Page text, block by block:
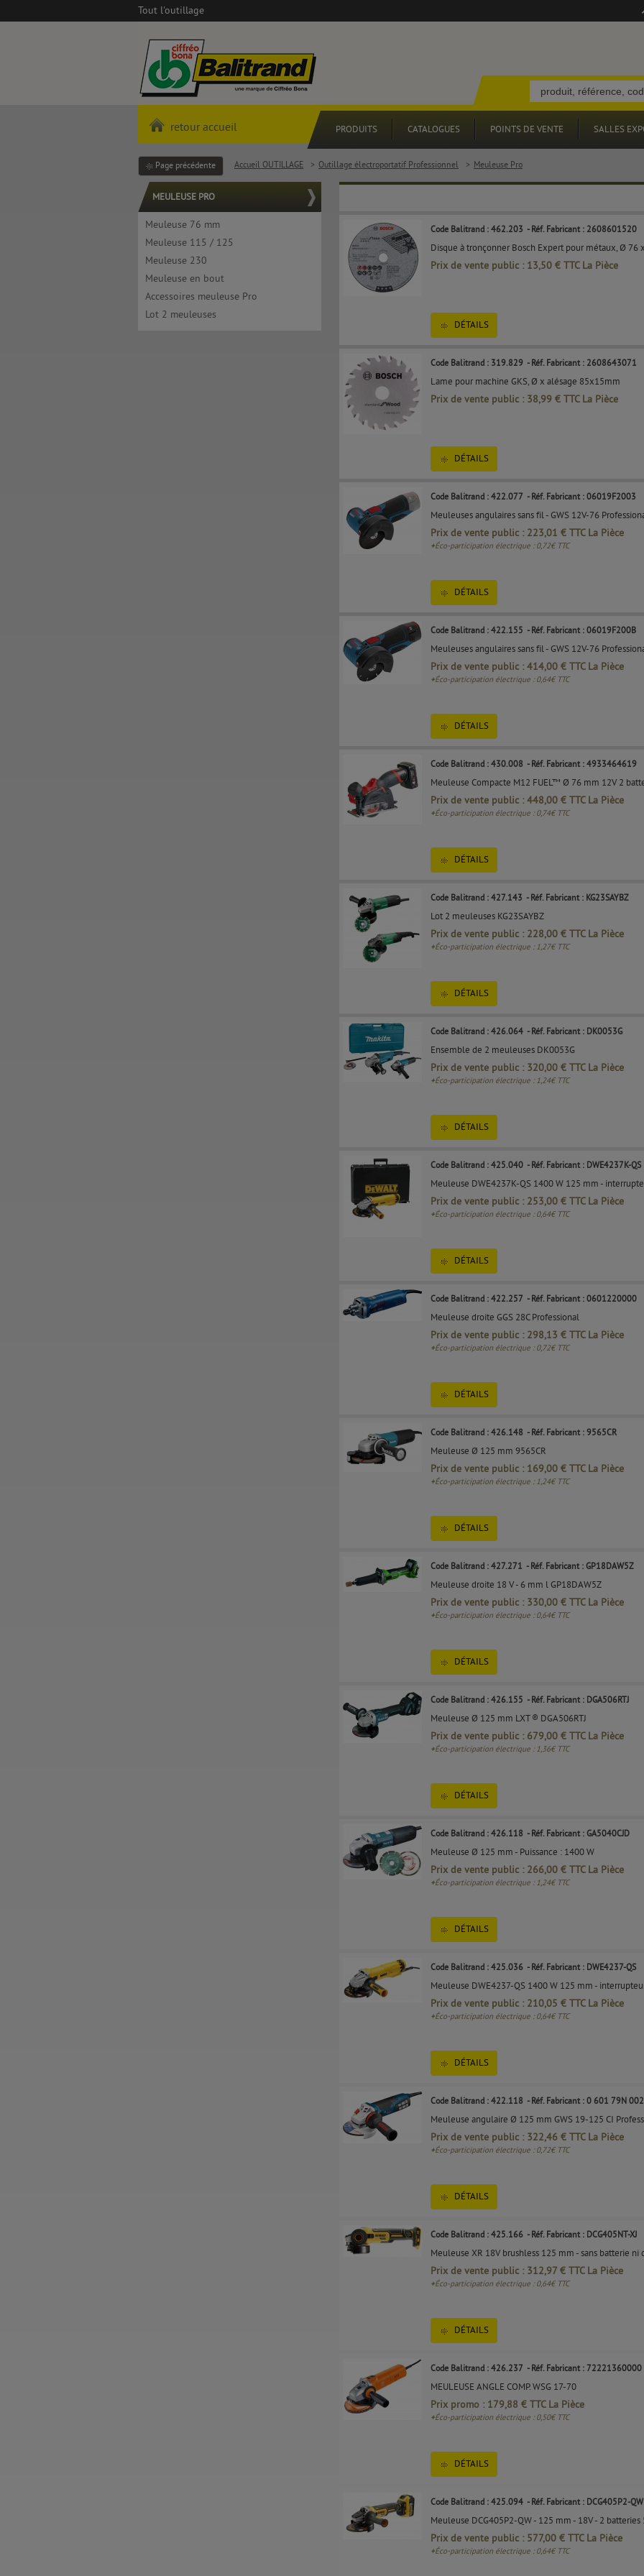
Tout l'outillage
retour accueil PRODUITS CATALOGUES POINTS DE VENTE SALLES
Page précédente Accueil OUTILLAGE > Outillage électroportatif Professionnel > Meuleuse Pro
MEULEUSE PRO
Meuleuse 76 mm
Meuleuse 115 / 125
Meuleuse 230
Meuleuse en bout
Accessoires meuleuse Pro
Lot 2 meuleuses
Code Balitrand : 462.203 - Réf. Fabricant : 2608601520
Disque à tronçonner Bosch Expert pour métaux, Ø 76
Prix de vente public : 13,50 € TTC La Pièce
DÉTAILS
Code Balitrand : 319.829 - Réf. Fabricant : 2608643071
Lame pour machine GKS, Ø x alésage 85x15mm
Prix de vente public : 38,99 € TTC La Pièce
DÉTAILS
Code Balitrand : 422.077 - Réf. Fabricant : 06019F2003
Meuleuses angulaires sans fil - GWS 12V-76
Prix de vente public : 223,01 € TTC La Pièce
+Éco-participation électrique : 0,72€ TTC
DÉTAILS
Code Balitrand : 422.155 - Réf. Fabricant : 06019F200B
Meuleuses angulaires sans fil - GWS 12V-76
Prix de vente public : 414,00 € TTC La Pièce
+Éco-participation électrique : 0,64€ TTC
DÉTAILS
Code Balitrand : 430.008 - Réf. Fabricant : 4933464619
Meuleuse Compacte M12 FUEL™ Ø 76 mm 12V 2
Prix de vente public : 448,00 € TTC La Pièce
+Éco-participation électrique : 0,74€ TTC
DÉTAILS
Code Balitrand : 427.143 - Réf. Fabricant : KG23SAYBZ
Lot 2 meuleuses KG23SAYBZ
Prix de vente public : 228,00 € TTC La Pièce
+Éco-participation électrique : 1,27€ TTC
DÉTAILS
Code Balitrand : 426.064 - Réf. Fabricant : DK0053G
Ensemble de 2 meuleuses DK0053G
Prix de vente public : 320,00 € TTC La Pièce
+Éco-participation électrique : 1,24€ TTC
DÉTAILS
Code Balitrand : 425.040 - Réf. Fabricant : DWE4237K-QS
Meuleuse DWE4237K-QS 1400 W 125 mm -
Prix de vente public : 253,00 € TTC La Pièce
+Éco-participation électrique : 0,64€ TTC
DÉTAILS
Code Balitrand : 422.257 - Réf. Fabricant : 0601220000
Meuleuse droite GGS 28C Professional
Prix de vente public : 298,13 € TTC La Pièce
+Éco-participation électrique : 0,72€ TTC
DÉTAILS
Code Balitrand : 426.148 - Réf. Fabricant : 9565CR
Meuleuse Ø 125 mm 9565CR
Prix de vente public : 169,00 € TTC La Pièce
+Éco-participation électrique : 1,24€ TTC
DÉTAILS
Code Balitrand : 427.271 - Réf. Fabricant : GP18DAW5Z
Meuleuse droite 18 V - 6 mm l GP18DAW5Z
Prix de vente public : 330,00 € TTC La Pièce
+Éco-participation électrique : 0,64€ TTC
DÉTAILS
Code Balitrand : 426.155 - Réf. Fabricant : DGA506RTJ
Meuleuse Ø 125 mm LXT ® DGA506RTJ
Prix de vente public : 679,00 € TTC La Pièce
+Éco-participation électrique : 1,36€ TTC
DÉTAILS
Code Balitrand : 426.118 - Réf. Fabricant : GA5040CJD
Meuleuse Ø 125 mm - Puissance : 1400 W
Prix de vente public : 266,00 € TTC La Pièce
+Éco-participation électrique : 1,24€ TTC
DÉTAILS
Code Balitrand : 425.036 - Réf. Fabricant : DWE4237-QS
Meuleuse DWE4237-QS 1400 W 125 mm -
Prix de vente public : 210,05 € TTC La Pièce
+Éco-participation électrique : 0,64€ TTC
DÉTAILS
Code Balitrand : 422.118 - Réf. Fabricant : 0 601 79N 002
Meuleuse angulaire Ø 125 mm GWS 19-125 CI
Prix de vente public : 322,46 € TTC La Pièce
+Éco-participation électrique : 0,72€ TTC
DÉTAILS
Code Balitrand : 425.166 - Réf. Fabricant : DCG405NT-XJ
Meuleuse XR 18V brushless 125 mm - sans batterie ni
Prix de vente public : 312,97 € TTC La Pièce
+Éco-participation électrique : 0,64€ TTC
DÉTAILS
Code Balitrand : 426.237 - Réf. Fabricant : 72221360000
MEULEUSE ANGLE COMP. WSG 17-70
Prix promo : 179,88 € TTC La Pièce
+Éco-participation électrique : 0,50€ TTC
DÉTAILS
Code Balitrand : 425.094 - Réf. Fabricant : DCG405P2-QW
Meuleuse DCG405P2-QW - 125 mm - 18V - 2
Prix de vente public : 577,00 € TTC La Pièce
+Éco-participation électrique : 0,64€ TTC